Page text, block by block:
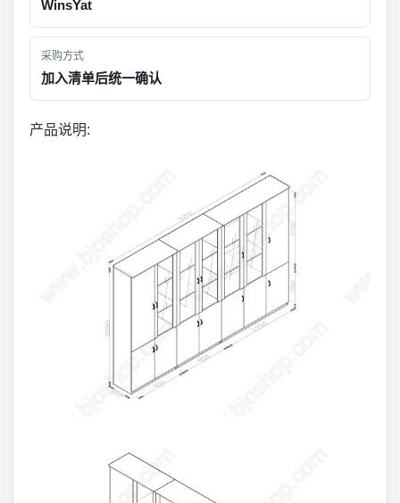
WinsYat
采购方式
加入清单后统一确认
产品说明: